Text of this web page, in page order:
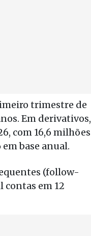
trimestre de
Em derivativos,
com 16,6 milhões
base anual.
(follow-
em 12